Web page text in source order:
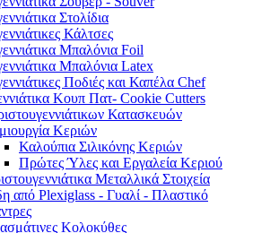
Στολίδια
Κάλτσες
Μπαλόνια Foil
Μπαλόνια Latex
Ποδιές και Καπέλα Chef
Κουπ Πατ- Cookie Cutters
Κατασκευών
Κεριών
Καλούπια Σιλικόνης Κεριών
Πρώτες Ύλες και Εργαλεία Κεριού
Μεταλλικά Στοιχεία
από Plexiglass - Γυαλί - Πλαστικό
Κολοκύθες